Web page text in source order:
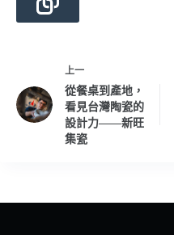
上一
從餐桌到產地，
看見台灣陶瓷的
設計力——新旺
集瓷